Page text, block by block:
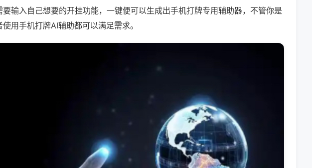
输入自己想要的开挂功能，一键便可以生成出手机打牌专用辅助器，不管你是
用手机打牌AI辅助都可以满足需求。